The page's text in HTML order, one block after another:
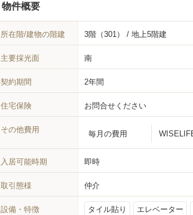
物件概要
所在階/建物の階建 3階（301） / 地上5階建
主要採光面 南
契約期間 2年間
住宅保険 お問合せください
その他費用 毎月の費用
入居可能時期 即時
取引態様 仲介
設備・特徴 タイル貼り エレベーター